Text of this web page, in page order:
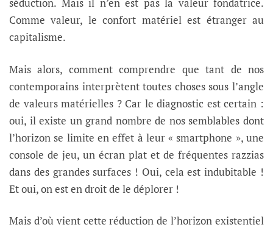
Comme valeur, le confort matériel est étranger au
capitalisme.
Mais alors, comment comprendre que tant de nos
contemporains interprètent toutes choses sous l’angle
de valeurs matérielles ? Car le diagnostic est certain :
oui, il existe un grand nombre de nos semblables dont
l’horizon se limite en effet à leur « smartphone », une
console de jeu, un écran plat et de fréquentes razzias
dans des grandes surfaces ! Oui, cela est indubitable !
Et oui, on est en droit de le déplorer !
Mais d’où vient cette réduction de l’horizon existentiel